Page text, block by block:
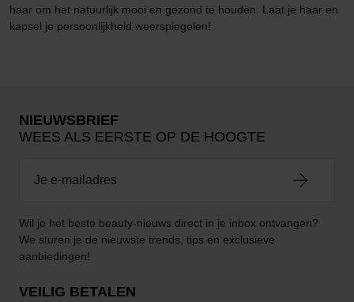
haar om het natuurlijk mooi en gezond te houden. Laat je haar en
kapsel je persoonlijkheid weerspiegelen!
NIEUWSBRIEF
WEES ALS EERSTE OP DE HOOGTE
Wil je het beste beauty-nieuws direct in je inbox ontvangen?
We sturen je de nieuwste trends, tips en exclusieve
aanbiedingen!
VEILIG BETALEN